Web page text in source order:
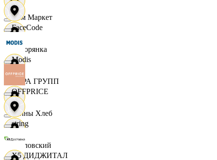
Хом Маркет
Хуторянка
ЦЕРА ГРУПП
Челны Хлеб
Чкаловский
FaceCode
Modis
OFFPRICE
string
X5 ДИДЖИТАЛ